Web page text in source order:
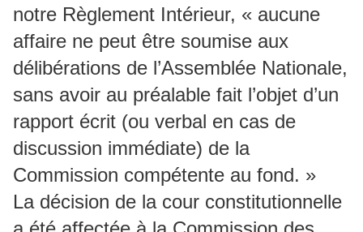
notre Règlement Intérieur, « aucune
affaire ne peut être soumise aux
délibérations de l’Assemblée Nationale,
sans avoir au préalable fait l’objet d’un
rapport écrit (ou verbal en cas de
discussion immédiate) de la
Commission compétente au fond. »
La décision de la cour constitutionnelle